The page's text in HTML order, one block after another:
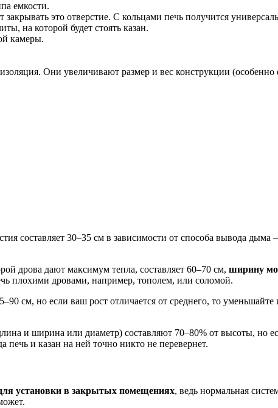
емкости.
это отверстие. С кольцами печь получится
на которой будет стоять казан.
камеры.
Они увеличивают размер и вес конструкции
составляет 30–35 см в зависимости от способа вывода
дрова дают максимум тепла, составляет 60–70 см, ширину
плохими дровами, например, тополем, или соломой.
см, но если ваш рост отличается от среднего, то
и ширина или диаметр) составляют 70–80% от высоты, но
и казан на ней точно никто не перевернет.
установки в закрытых помещениях, ведь нормальная